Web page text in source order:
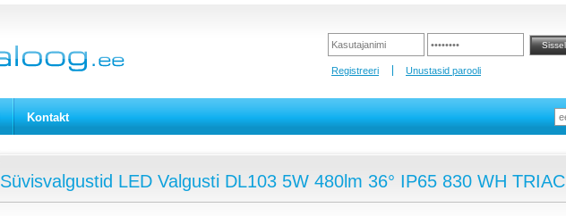
Registreeri Unustasid parooli
Kontakt
Süvisvalgustid LED Valgusti DL103 5W 480lm 36° IP65 830 WH TRIAC